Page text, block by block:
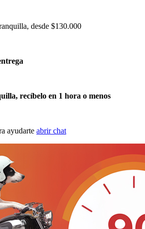
desde $130.000
recíbelo en 1 hora o menos
ayudarte abrir chat